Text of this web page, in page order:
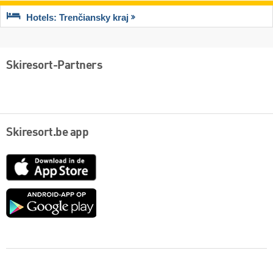
Hotels: Trenčiansky kraj
Skiresort-Partners
Skiresort.be app
App
Google